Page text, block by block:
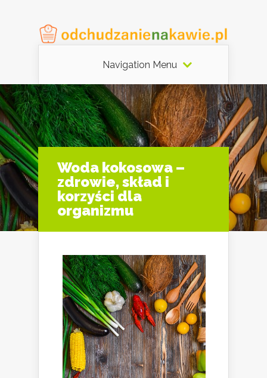
Navigation Menu
Woda kokosowa –
zdrowie, skład i
korzyści dla
organizmu